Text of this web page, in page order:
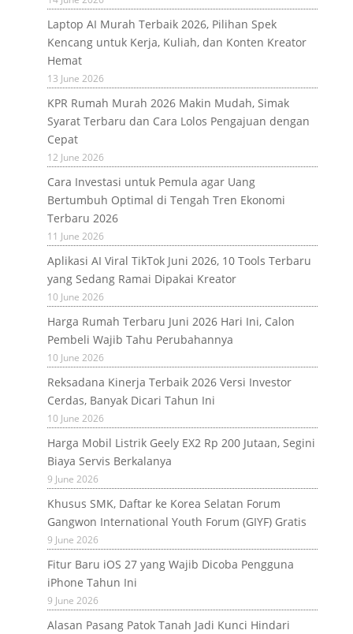
Laptop AI Murah Terbaik 2026, Pilihan Spek
Kencang untuk Kerja, Kuliah, dan Konten Kreator
Hemat
13 June 2026
KPR Rumah Murah 2026 Makin Mudah, Simak
Syarat Terbaru dan Cara Lolos Pengajuan dengan
Cepat
12 June 2026
Cara Investasi untuk Pemula agar Uang
Bertumbuh Optimal di Tengah Tren Ekonomi
Terbaru 2026
11 June 2026
Aplikasi AI Viral TikTok Juni 2026, 10 Tools Terbaru
yang Sedang Ramai Dipakai Kreator
10 June 2026
Harga Rumah Terbaru Juni 2026 Hari Ini, Calon
Pembeli Wajib Tahu Perubahannya
10 June 2026
Reksadana Kinerja Terbaik 2026 Versi Investor
Cerdas, Banyak Dicari Tahun Ini
10 June 2026
Harga Mobil Listrik Geely EX2 Rp 200 Jutaan, Segini
Biaya Servis Berkalanya
9 June 2026
Khusus SMK, Daftar ke Korea Selatan Forum
Gangwon International Youth Forum (GIYF) Gratis
9 June 2026
Fitur Baru iOS 27 yang Wajib Dicoba Pengguna
iPhone Tahun Ini
9 June 2026
Alasan Pasang Patok Tanah Jadi Kunci Hindari